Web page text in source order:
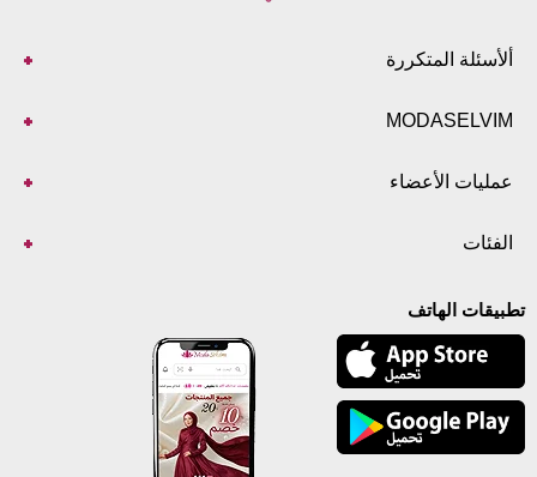
ألأسئلة المتكررة
MODASELVIM
عمليات الأعضاء
الفئات
تطبيقات الهاتف